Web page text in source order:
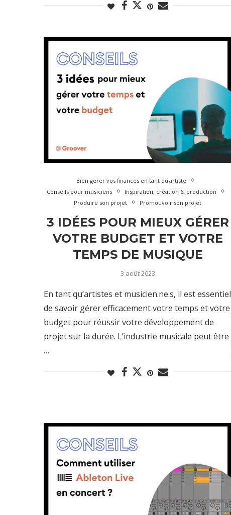
Bien gérer vos finances en tant qu'artiste
Conseils pour musiciens
Inspiration, création & production
Produire son projet
Promouvoir son projet
3 IDÉES POUR MIEUX GÉRER
VOTRE BUDGET ET VOTRE
TEMPS DE MUSIQUE
3 août 2023
En tant qu‘artistes et musicien.ne.s, il est essentiel
de savoir gérer efficacement votre temps et votre
budget pour réussir votre développement de
projet sur la durée. L’industrie musicale peut être
…